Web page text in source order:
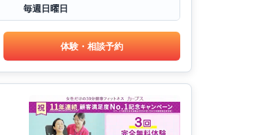
毎週日曜日
体験・相談予約